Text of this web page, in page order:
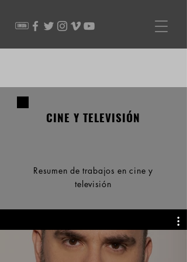
CINE Y TELEVISIÓN
Resumen de trabajos en cine y
televisión